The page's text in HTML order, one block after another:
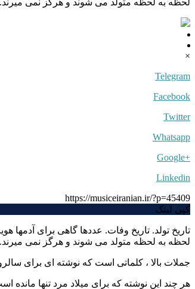
×
Telegram
Facebook
Twitter
Whatsapp
+Google
Linkedin
https://musiceiranian.ir/?p=45409
کپی لینک
تاریخ تولد. تاریخ وفات. عددها گاهی برای
لحظه به لحظه متولد می شوند و هرگز نمی میرند.
جملات بالا ، کلماتی است که نوشته ای برای
هر چند این نوشته که برای میلاد مرد تنها مانده